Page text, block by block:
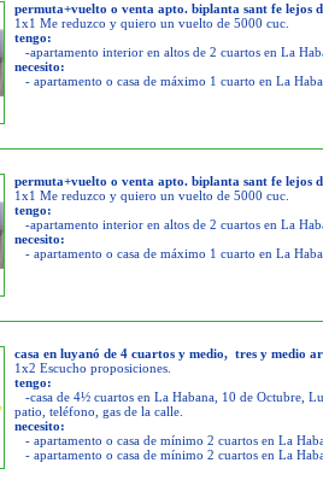
permuta+vuelto o venta apto. biplanta sant fe lejos
1x1 Me reduzco y quiero un vuelto de 5000 cuc.
tengo:
-apartamento interior en altos de 2 cuartos en La
necesito:
- apartamento o casa de máximo 1 cuarto en La
permuta+vuelto o venta apto. biplanta sant fe lejos
1x1 Me reduzco y quiero un vuelto de 5000 cuc.
tengo:
-apartamento interior en altos de 2 cuartos en La
necesito:
- apartamento o casa de máximo 1 cuarto en La
casa en luyanó de 4 cuartos y medio, tres y medio
1x2 Escucho proposiciones.
tengo:
-casa de 4½ cuartos en La Habana, 10 de Octubre,
patio, teléfono, gas de la calle.
necesito:
- apartamento o casa de mínimo 2 cuartos en La
- apartamento o casa de mínimo 2 cuartos en La